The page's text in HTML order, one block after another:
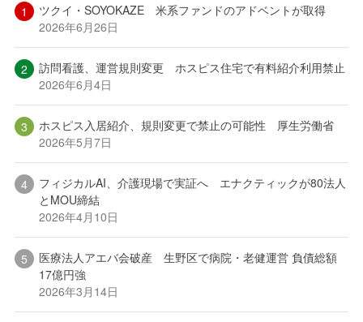
ツクイ・SOYOKAZE 米系ファンドのアドベントが取得
2026年6月26日
訪問看護、運営規則変更 ホスピス住宅で有料紹介利用禁止
2026年6月4日
ホスピス入居紹介、規則変更で禁止の可能性 厚生労働省
2026年5月7日
フィジカルAI、介護現場で実証へ エナクティックが80法人
とMOU締結
2026年4月10日
医療法人アエバ会破産 生野区で病院・老健運営 負債総額
17億円強
2026年3月14日